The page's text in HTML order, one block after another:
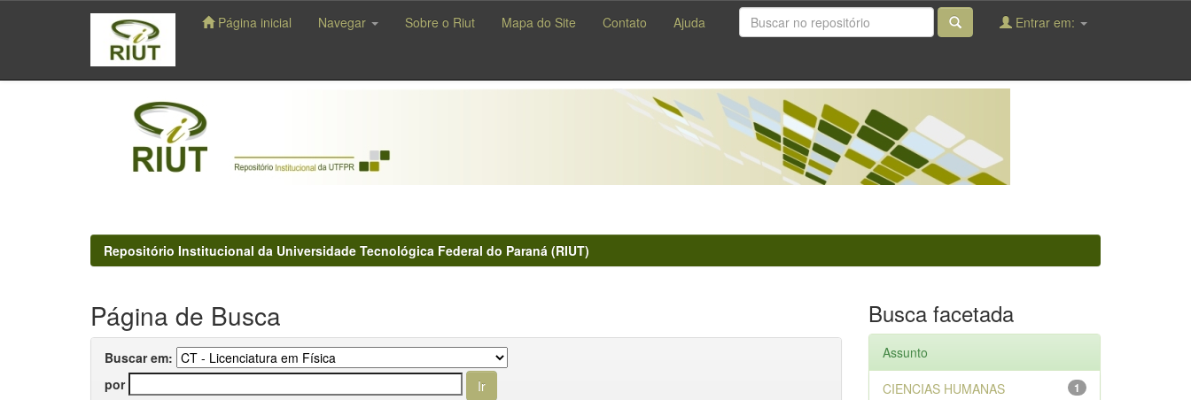
navigation
Página inicial Navegar Sobre o Riut Mapa do Site Contato Ajuda Entrar em:
Repositório Institucional da Universidade Tecnológica Federal do Paraná (RIUT)
Página de Busca
Buscar em:
por
Busca facetada
Assunto
1
CIENCIAS HUMANAS